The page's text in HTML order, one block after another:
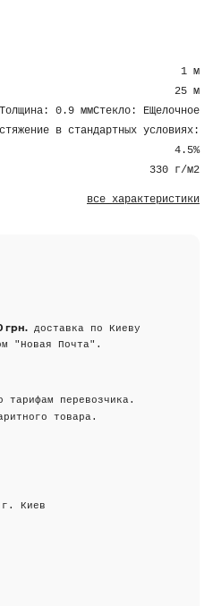
1 м
25 м
Толщина: 0.9 ммСтекло: ЕЩелочное
в стандартных условиях:
4.5%
330 г/м2
все характеристики
грн. доставка по Киеву
"Новая Почта".
тарифам перевозчика.
товара.
г. Киев